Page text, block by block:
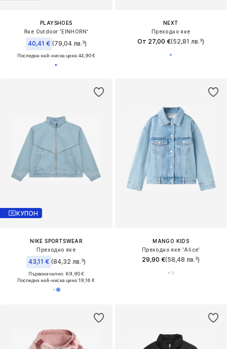
PLAYSHOES
Яке Outdoor 'EINHORN'
40,41 € (79,04 лв.³)
Последна най-ниска цена:44,90 €
NEXT
Преходно яке
От 27,00 €(52,81 лв.³)
КУПОН
NIKE SPORTSWEAR
Преходно яке
43,11 € (84,32 лв.³)
Първоначално: 69,90 €
Последна най-ниска цена:19,16 €
MANGO KIDS
Преходно яке 'Alice'
29,90 €(58,48 лв.³)